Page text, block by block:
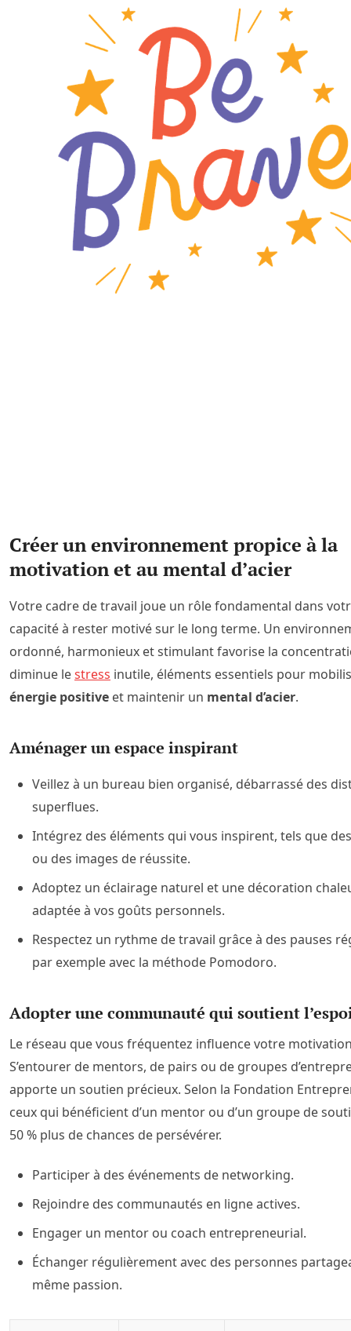
Créer un environnement propice à la
motivation et au mental d’acier
Votre cadre de travail joue un rôle fondamental dans
capacité à rester motivé sur le long terme. Un
ordonné, harmonieux et stimulant favorise la
diminue lestress inutile, éléments essentiels pour
énergie positive et maintenir un mental d’acier.
Aménager un espace inspirant
Veillez à un bureau bien organisé, débarrassé des
superflues.
Intégrez des éléments qui vous inspirent, tels que
ou des images de réussite.
Adoptez un éclairage naturel et une décoration
adaptée à vos goûts personnels.
Respectez un rythme de travail grâce à des pauses
par exemple avec la méthode Pomodoro.
Adopter une communauté qui soutient
Le réseau que vous fréquentez influence votre
S’entourer de mentors, de pairs ou de groupes
apporte un soutien précieux. Selon la Fondation
ceux qui bénéficient d’un mentor ou d’un groupe de
50 % plus de chances de persévérer.
Participer à des événements de networking.
Rejoindre des communautés en ligne actives.
Engager un mentor ou coach entrepreneurial.
Échanger régulièrement avec des personnes
même passion.